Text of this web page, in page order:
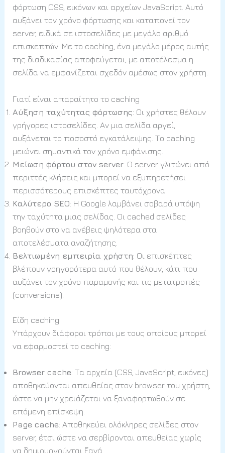
φόρτωση CSS, εικόνων και αρχείων JavaScript. Αυτό
αυξάνει τον χρόνο φόρτωσης και καταπονεί τον
server, ειδικά σε ιστοσελίδες με μεγάλο αριθμό
επισκεπτών. Με το caching, ένα μεγάλο μέρος αυτής
της διαδικασίας αποφεύγεται, με αποτέλεσμα η
σελίδα να εμφανίζεται σχεδόν αμέσως στον χρήστη.
Γιατί είναι απαραίτητο το caching
Αύξηση ταχύτητας φόρτωσης: Οι χρήστες θέλουν
γρήγορες ιστοσελίδες. Αν μια σελίδα αργεί,
αυξάνεται το ποσοστό εγκατάλειψης. Το caching
μειώνει σημαντικά τον χρόνο εμφάνισης.
Μείωση φόρτου στον server: Ο server γλιτώνει από
περιττές κλήσεις και μπορεί να εξυπηρετήσει
περισσότερους επισκέπτες ταυτόχρονα.
Καλύτερο SEO: Η Google λαμβάνει σοβαρά υπόψη
την ταχύτητα μιας σελίδας. Οι cached σελίδες
βοηθούν στο να ανέβεις ψηλότερα στα
αποτελέσματα αναζήτησης.
Βελτιωμένη εμπειρία χρήστη: Οι επισκέπτες
βλέπουν γρηγορότερα αυτό που θέλουν, κάτι που
αυξάνει τον χρόνο παραμονής και τις μετατροπές
(conversions).
Είδη caching
Υπάρχουν διάφοροι τρόποι με τους οποίους μπορεί
να εφαρμοστεί το caching:
Browser cache: Τα αρχεία (CSS, JavaScript, εικόνες)
αποθηκεύονται απευθείας στον browser του χρήστη,
ώστε να μην χρειάζεται να ξαναφορτωθούν σε
επόμενη επίσκεψη.
Page cache: Αποθηκεύει ολόκληρες σελίδες στον
server, έτσι ώστε να σερβίρονται απευθείας χωρίς
να δημιουργούνται ξανά.